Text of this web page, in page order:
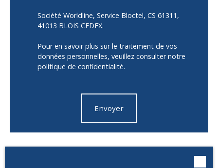
Société Worldline, Service Bloctel, CS 61311,
41013 BLOIS CEDEX.
Pour en savoir plus sur le traitement de vos
données personnelles, veuillez consulter notre
politique de confidentialité.
Envoyer